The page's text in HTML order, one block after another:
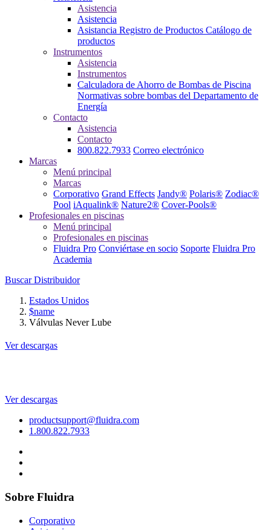
Asistencia
Asistencia
Asistancia Registro de Productos Catálogo de
productos
Instrumentos
Asistencia
Instrumentos
Calculadora de Ahorro de Bombas de Piscina
Normativas sobre bombas del Departamento de
Energía
Contacto
Asistencia
Contacto
800.822.7933 Correo electrónico
Marcas
Menú principal
Marcas
Corporativo Grand Effects Jandy® Polaris® Zodiac®
Pool iAqualink® Nature2® Cover-Pools®
Profesionales en piscinas
Menú principal
Profesionales en piscinas
Fluidra Pro Conviértase en socio Soporte Fluidra Pro
Academia
Buscar Distribuidor
Estados Unidos
$name
Válvulas Never Lube
Ver descargas
Ver descargas
productsupport@fluidra.com
1.800.822.7933
Sobre Fluidra
Corporativo